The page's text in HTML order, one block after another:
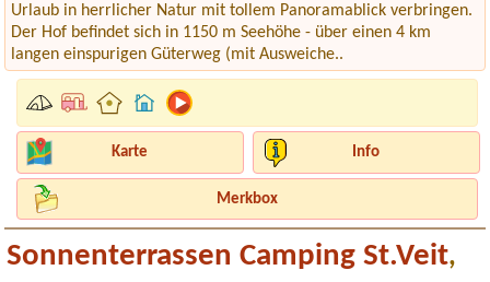
Urlaub in herrlicher Natur mit tollem Panoramablick verbringen.
Der Hof befindet sich in 1150 m Seehöhe - über einen 4 km
langen einspurigen Güterweg (mit Ausweiche..
Karte Info
Merkbox
Sonnenterrassen Camping St.Veit,